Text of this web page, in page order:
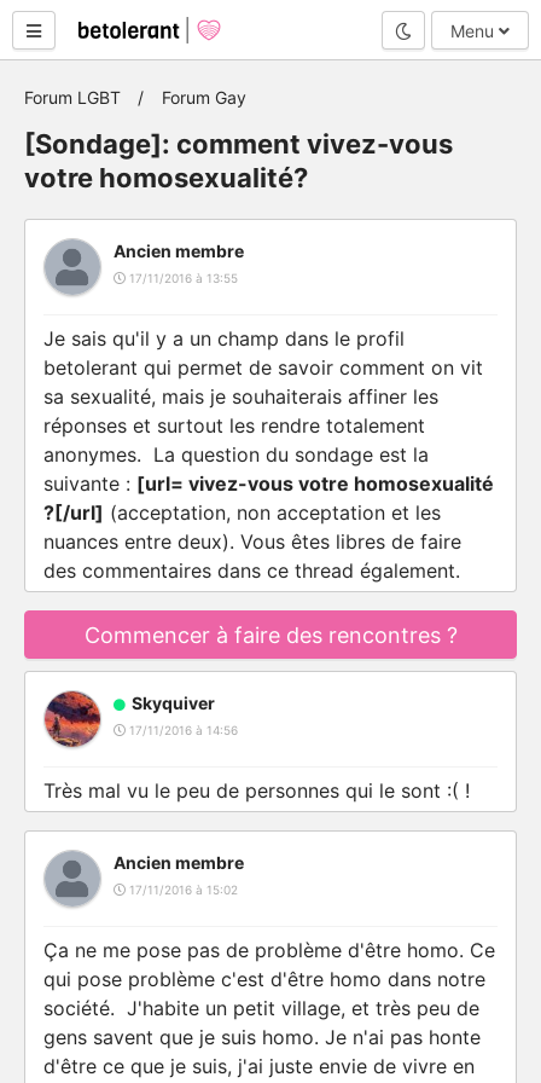
Mode nuit
Menu
Forum LGBT Forum Gay
[Sondage]: comment vivez-vous
votre homosexualité?
Ancien membre
17/11/2016 à 13:55
Je sais qu'il y a un champ dans le profil
betolerant qui permet de savoir comment on vit
sa sexualité, mais je souhaiterais affiner les
réponses et surtout les rendre totalement
anonymes. La question du sondage est la
suivante : [url= vivez-vous votre homosexualité
?[/url] (acceptation, non acceptation et les
nuances entre deux). Vous êtes libres de faire
des commentaires dans ce thread également.
Commencer à faire des rencontres ?
Skyquiver
17/11/2016 à 14:56
Très mal vu le peu de personnes qui le sont :( !
Ancien membre
17/11/2016 à 15:02
Ça ne me pose pas de problème d'être homo. Ce
qui pose problème c'est d'être homo dans notre
société. J'habite un petit village, et très peu de
gens savent que je suis homo. Je n'ai pas honte
d'être ce que je suis, j'ai juste envie de vivre en